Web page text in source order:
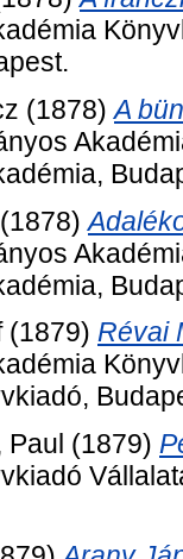
(1878)A
(1878)
(1879) Révai
(1879)